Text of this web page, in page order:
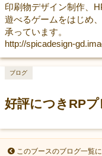
印刷物デザイン制作、
遊べるゲームをはじめ
承っています。
http://spicadesign-
好評につきRPプ
ブログ
このブースのブログ一覧